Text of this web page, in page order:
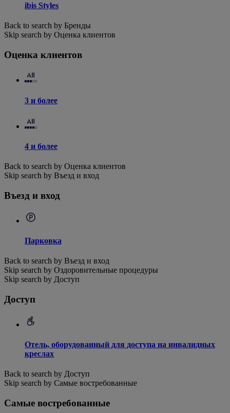
ibis Styles
Back to search by Бренды
Skip search by Оценка клиентов
Оценка клиентов
3 и более
4 и более
Back to search by Оценка клиентов
Skip search by Въезд и вход
Въезд и вход
Парковка
Back to search by Въезд и вход
Skip search by Оздоровительные процедуры
Skip search by Доступ
Доступ
Отель, оборудованный для доступа на инвалидных
креслах
Back to search by Доступ
Skip search by Самые востребованные
Самые востребованные